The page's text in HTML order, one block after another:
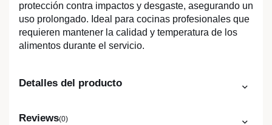
protección contra impactos y desgaste, asegurando un
uso prolongado. Ideal para cocinas profesionales que
requieren mantener la calidad y temperatura de los
alimentos durante el servicio.
Detalles del producto
Reviews(0)